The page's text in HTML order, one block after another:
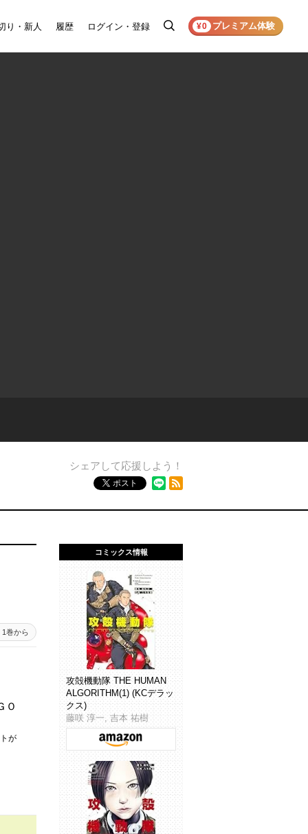
り・新人 履歴 ログイン・登録
検
¥0 プレミアム体験
シェアして応援しよう！
ポスト
1巻から
Ｏ
が
コミックス情報
攻殻機動隊 THE HUMAN
ALGORITHM(1) (KCデラッ
クス)
藤咲 淳一, 吉本 祐樹